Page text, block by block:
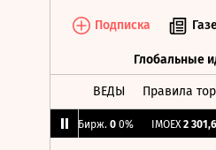
Подписка
Глобальные
ВЕДЫ Правила
CNY Бирж. 0 0% IMOEX 2 301,65